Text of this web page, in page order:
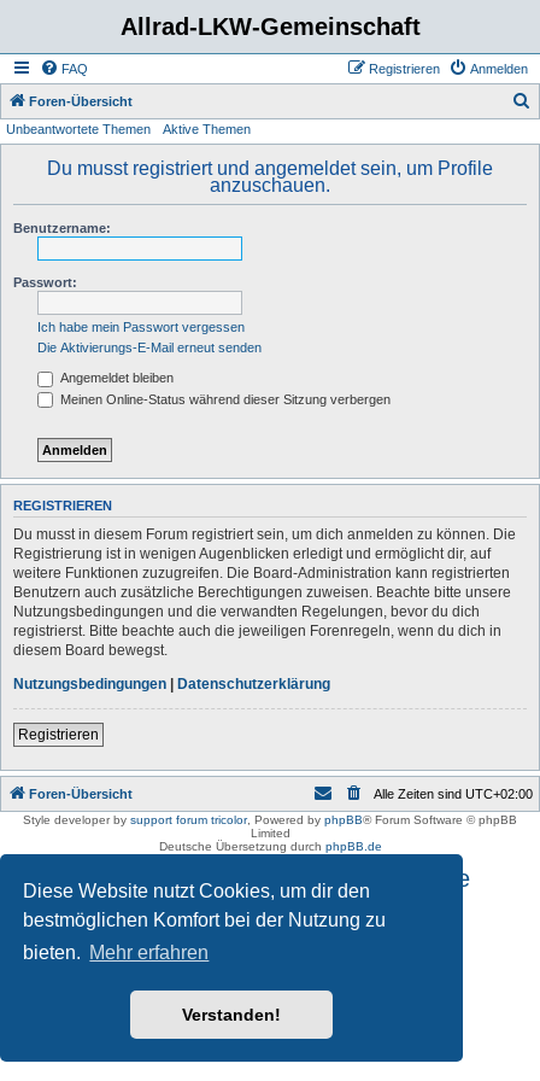
Diese Website nutzt Cookies, um dir den
bestmöglichen Komfort bei der Nutzung zu
bieten. Mehr erfahren
Verstanden!
Allrad-LKW-Gemeinschaft
FAQ Anmelden
Registrieren
Foren-Übersicht
Unbeantwortete Themen Aktive Themen
Du musst registriert und angemeldet sein, um Profile
anzuschauen.
Benutzername:
Passwort:
Ich habe mein Passwort vergessen
Die Aktivierungs-E-Mail erneut senden
Angemeldet bleiben
Meinen Online-Status während dieser Sitzung verbergen
REGISTRIEREN
Du musst in diesem Forum registriert sein, um dich anmelden zu können. Die
Registrierung ist in wenigen Augenblicken erledigt und ermöglicht dir, auf
weitere Funktionen zuzugreifen. Die Board-Administration kann registrierten
Benutzern auch zusätzliche Berechtigungen zuweisen. Beachte bitte unsere
Nutzungsbedingungen und die verwandten Regelungen, bevor du dich
registrierst. Bitte beachte auch die jeweiligen Forenregeln, wenn du dich in
diesem Board bewegst.
Nutzungsbedingungen | Datenschutzerklärung
Registrieren
Foren-Übersicht Alle Zeiten sind UTC+02:00
Style developer by support forum tricolor, Powered by phpBB® Forum Software © phpBB
Limited
Deutsche Übersetzung durch phpBB.de
Impressum und Datenschutzhinweise